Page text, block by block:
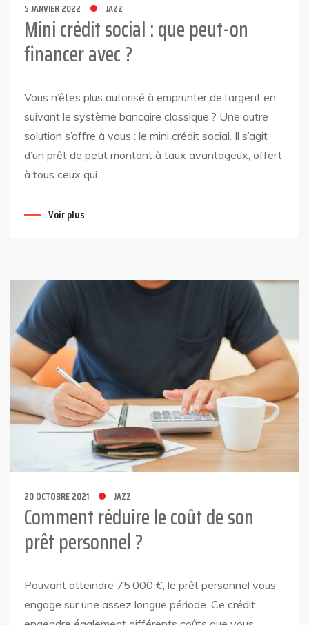
5 JANVIER 2022 JAZZ
Mini crédit social : que peut-on
financer avec ?
Vous n’êtes plus autorisé à emprunter de l’argent en
suivant le système bancaire classique ? Une autre
solution s’offre à vous : le mini crédit social. Il s’agit
d’un prêt de petit montant à taux avantageux, offert
à tous ceux qui
Voir plus
20 OCTOBRE 2021 JAZZ
Comment réduire le coût de son
prêt personnel ?
Pouvant atteindre 75 000 €, le prêt personnel vous
engage sur une assez longue période. Ce crédit